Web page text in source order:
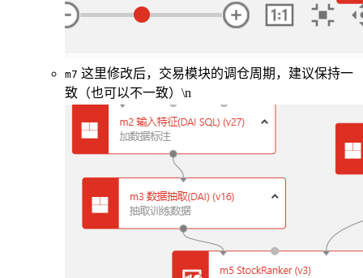
m7 这里修改后，交易模块的调仓周期，建议保持一
致（也可以不一致）\n